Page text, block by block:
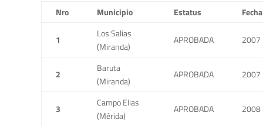
Nro Municipio Estatus Fecha
1
Los Salias
(Miranda)
APROBADA 2007
2
Baruta
(Miranda)
APROBADA 2007
3
Campo Elias
(Mérida)
APROBADA 2008